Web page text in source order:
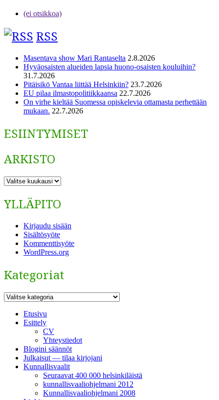
(ei otsikkoa)
RSS
Masentava show Mari Rantaselta 2.8.2026
Hyväosaisten alueiden lapsia huono-osaisten kouluihin?
31.7.2026
Pitäisikö Vantaa liittää Helsinkiin? 23.7.2026
EU pilaa ilmastopolitiikkaansa 22.7.2026
On virhe kieltää Suomessa opiskelevia ottamasta perhettään
mukaan. 22.7.2026
ESIINTYMISET
ARKISTO
ARKISTO
YLLÄPITO
Kirjaudu sisään
Sisältösyöte
Kommenttisyöte
WordPress.org
Kategoriat
Kategoriat
Etusivu
Esittely
CV
Yhteystiedot
Blogini säännöt
Julkaisut — tilaa kirjojani
Kunnallisvaalit
Seuraavat 400 000 helsinkiläistä
kunnallisvaaliohjelmani 2012
Kunnallisvaaliohjelmani 2008